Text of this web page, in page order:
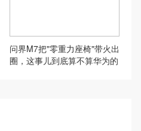
问界M7把"零重力座椅"带火出
圈，这事儿到底算不算华为的